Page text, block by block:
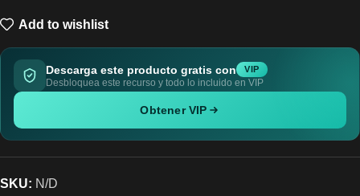
Add to wishlist
Descarga este producto gratis con VIP
Desbloquea este recurso y todo lo incluido en VIP
Obtener VIP
SKU: N/D